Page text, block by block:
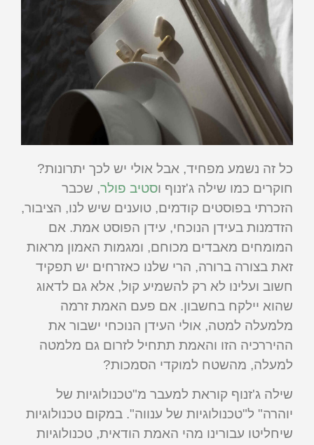
כל זה נשמע מפחיד, אבל אולי יש לכך יתרונות?
חוקרים כמו שילה ג'זנוף וסטיב פולר, שכבר
הזכרתי בפוסטים קודמים, טוענים שיש לנו, הציבור,
הזדמנות בעידן הנוכחי, עידן הפוסט אמת. אם
המומחים מאבדים מכוחם, ומגמות האמון מראות
זאת בצורה ברורה, הרי שלנו כאזרחים יש תפקיד
חשוב ועלינו לא רק להשמיע קול, אלא גם לדאוג
שהוא יילקח בחשבון. אם פעם האמת זרמה
מלמעלה למטה, אולי העידן הנוכחי ישבור את
ההיררכיה הזו והאמת תתחיל לזרום גם מלמטה
למעלה, מהשטח למוקדי הסמכות?
שילה ג'זנוף קוראת למעבר מ"טכנולוגיות של
יוהרה" ל"טכנולוגיות של ענווה". במקום טכנולוגיות
שיחליטו עבורינו מהי האמת הודאית, טכנולוגיות